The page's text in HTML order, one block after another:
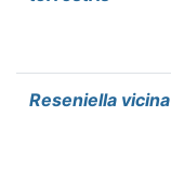
Reseniella vicina